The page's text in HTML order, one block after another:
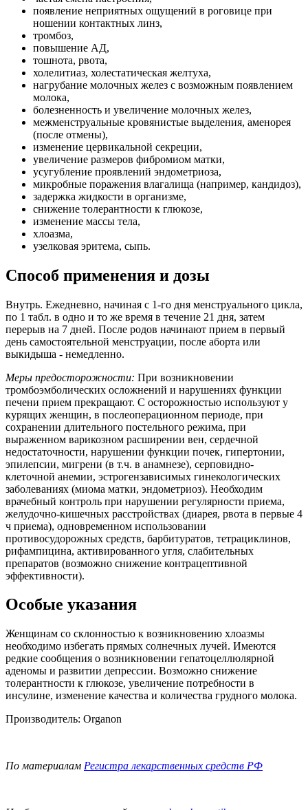
появление неприятных ощущений в роговице при
ношении контактных линз,
тромбоз,
повышение АД,
тошнота, рвота,
холелитиаз, холестатическая желтуха,
нагрубание молочных желез с возможным появлением
молока,
болезненность и увеличение молочных желез,
межменструальные кровянистые выделения, аменорея
(после отмены),
изменение цервикальной секреции,
увеличение размеров фибромиом матки,
усугубление проявлений эндометриоза,
микробные поражения влагалища (например, кандидоз),
задержка жидкости в организме,
снижение толерантности к глюкозе,
изменение массы тела,
хлоазма,
узелковая эритема, сыпь.
Способ применения и дозы
Внутрь. Ежедневно, начиная с 1-го дня менструального цикла,
по 1 табл. в одно и то же время в течение 21 дня, затем
перерыв на 7 дней. После родов начинают прием в первый
день самостоятельной менструации, после аборта или
выкидыша - немедленно.
Меры предосторожности: При возникновении
тромбоэмболических осложнений и нарушениях функции
печени прием прекращают. С осторожностью используют у
курящих женщин, в послеоперационном периоде, при
сохранении длительного постельного режима, при
выраженном варикозном расширении вен, сердечной
недостаточности, нарушении функции почек, гипертонии,
эпилепсии, мигрени (в т.ч. в анамнезе), серповидно-
клеточной анемии, эстрогензависимых гинекологических
заболеваниях (миома матки, эндометриоз). Необходим
врачебный контроль при нарушении регулярности приема,
желудочно-кишечных расстройствах (диарея, рвота в первые 4
ч приема), одновременном использовании
противосудорожных средств, барбитуратов, тетрациклинов,
рифампицина, активированного угля, слабительных
препаратов (возможно снижение контрацептивной
эффективности).
Особые указания
Женщинам со склонностью к возникновению хлоазмы
необходимо избегать прямых солнечных лучей. Имеются
редкие сообщения о возникновении гепатоцеллюлярной
аденомы и развитии депрессии. Возможно снижение
толерантности к глюкозе, увеличение потребности в
инсулине, изменение качества и количества грудного молока.
Производитель: Organon
По материалам Регистра лекарственных средств РФ